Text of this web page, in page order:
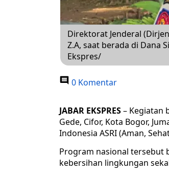
Direktorat Jenderal
Z.A, saat berada di Dana
Ekspres/
0 Komentar
JABAR EKSPRES– Kegiatan
Gede, Cifor, Kota Bogor,
Indonesia ASRI (Aman,
Program nasional tersebut
kebersihan lingkungan